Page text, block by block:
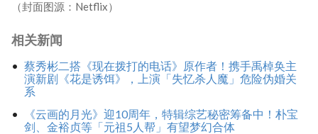
（封面图源：Netflix）
相关新闻
蔡秀彬二搭《现在拨打的电话》原作者！携手禹棹奂主
演新剧《花是诱饵》，上演「失忆杀人魔」危险伪婚关
系
《云画的月光》迎10周年，特辑综艺秘密筹备中！朴宝
剑、金裕贞等「元祖5人帮」有望梦幻合体